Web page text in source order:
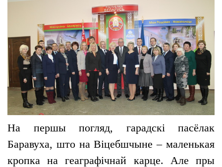
На першы погляд, гарадскі пасёлак
Баравуха, што на Віцебшчыне – маленькая
кропка на геаграфічнай карце. Але пры